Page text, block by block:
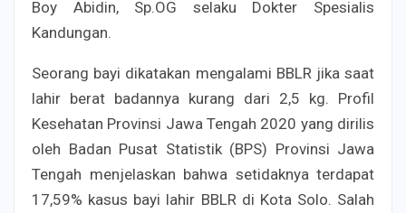
Boy Abidin, Sp.OG selaku Dokter Spesialis
Kandungan.
Seorang bayi dikatakan mengalami BBLR jika saat
lahir berat badannya kurang dari 2,5 kg. Profil
Kesehatan Provinsi Jawa Tengah 2020 yang dirilis
oleh Badan Pusat Statistik (BPS) Provinsi Jawa
Tengah menjelaskan bahwa setidaknya terdapat
17,59% kasus bayi lahir BBLR di Kota Solo. Salah